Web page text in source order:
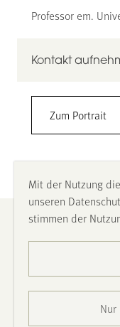
Professor em.
Kontakt
Universität Bern
Philosophisch-
+41 31 684 5246
https://
Zum Portrait
Impressum
Mit der Nutzung
unseren
stimmen der